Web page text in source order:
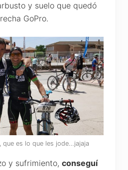
y suelo que quedó
GoPro.
que es lo que les jode…jajaja
y sufrimiento, conseguí